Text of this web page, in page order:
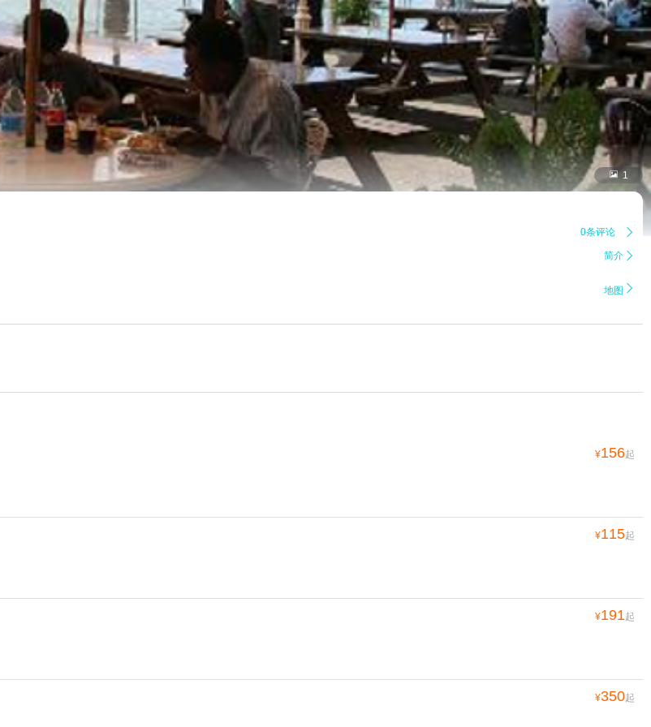
 1
0条评论 
简介 
地图 
¥156起
¥115起
¥191起
¥350起